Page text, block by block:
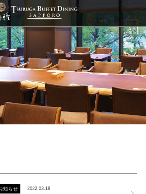
知らせ 2022.03.18